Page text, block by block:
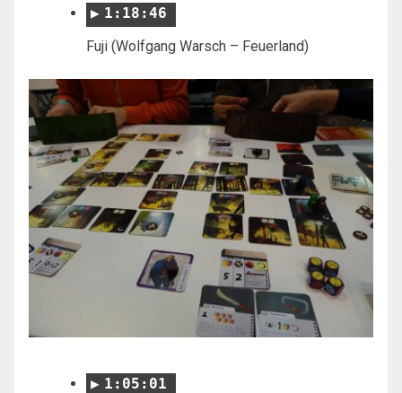
1:18:46
Fuji (Wolfgang Warsch – Feuerland)
1:05:01